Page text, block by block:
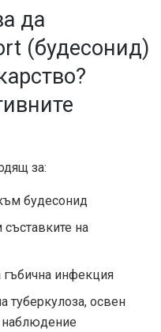
да
(будесонид)
за:
будесонид
на
гъбична инфекция
туберкулоза, освен
наблюдение